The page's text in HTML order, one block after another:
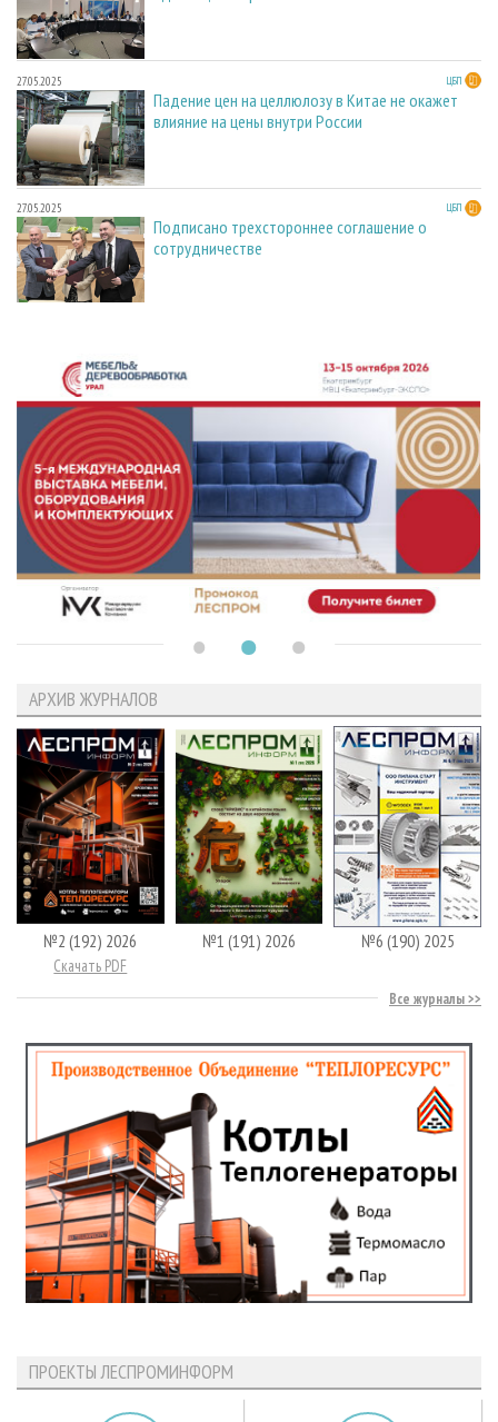
27.05.2025 ЦБП
Падение цен на целлюлозу в Китае не окажет
влияние на цены внутри России
27.05.2025 ЦБП
Подписано трехстороннее соглашение о
сотрудничестве
АРХИВ ЖУРНАЛОВ
№2 (192) 2026
Скачать PDF
№1 (191) 2026 №6 (190) 2025
Все журналы
ПРОЕКТЫ ЛЕСПРОМИНФОРМ